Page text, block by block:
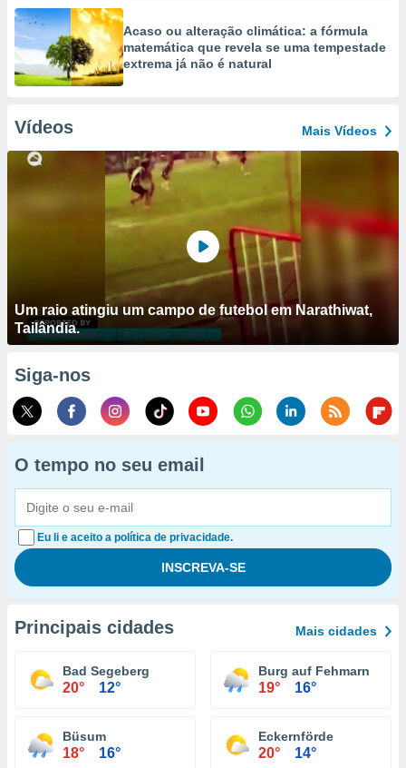
Acaso ou alteração climática: a fórmula
matemática que revela se uma tempestade
extrema já não é natural
Vídeos Mais Vídeos
Um raio atingiu um campo de futebol em Narathiwat,
Tailândia.
Siga-nos
O tempo no seu email
Eu li e aceito a política de privacidade.
Principais cidades Mais cidades
Bad Segeberg
20° 12°
Burg auf Fehmarn
19° 16°
Büsum
18° 16°
Eckernförde
20° 14°